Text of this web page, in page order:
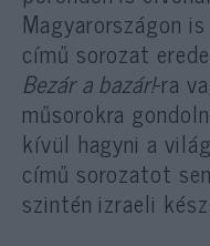
Magyarországon
című sorozat
Bezár a bazár!-ra
műsorokra
kívül hagyni a
című sorozatot
szintén izraeli